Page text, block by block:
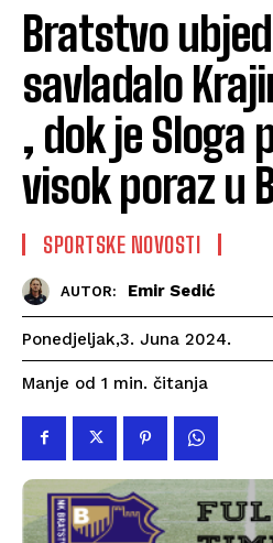
Bratstvo
savladalo
, dok je Sloga
visok poraz u
SPORTSKE NOVOSTI
AUTOR: Emir Sedić
Ponedjeljak,3. Juna 2024.
Manje od 1 min. čitanja